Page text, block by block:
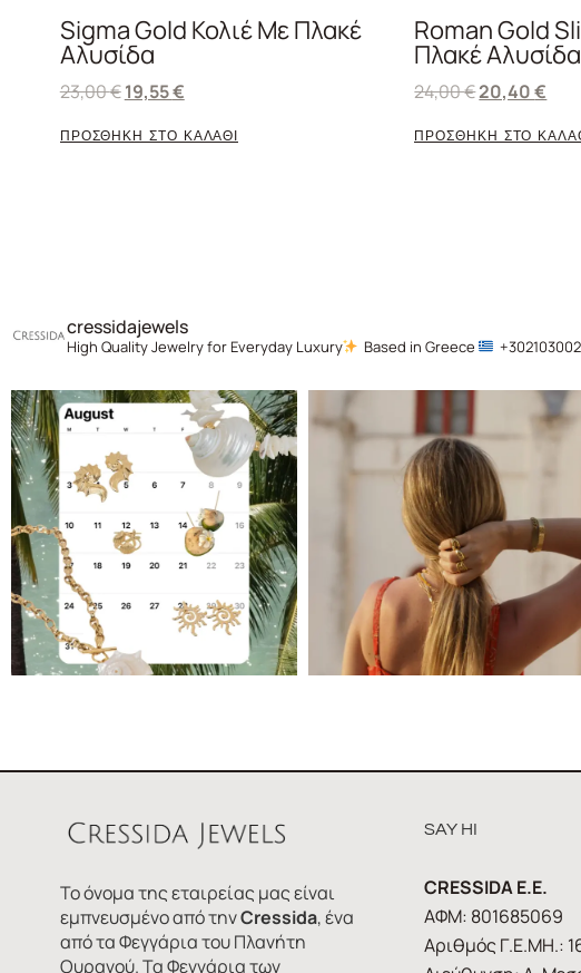
Sigma Gold Κολιέ Με Πλακέ
Αλυσίδα
23,00€19,55€
ΠΡΟΣΘΗΚΗ ΣΤΟ ΚΑΛΑΘΙ
Roman Gold
Πλακέ Αλυσίδα
24,00€20,40€
ΠΡΟΣΘΗΚΗ ΣΤΟ
cressidajewels
High Quality Jewelry for Everyday Luxury Based in Greece
Το όνομα της εταιρείας μας είναι
εμπνευσμένο από τηνCressida, ένα
από τα Φεγγάρια του Πλανήτη
Ουρανού. Τα Φεγγάρια των
SAY HI
CRESSIDA E.E.
ΑΦΜ: 801685069
Αριθμός Γ.Ε.ΜΗ.: